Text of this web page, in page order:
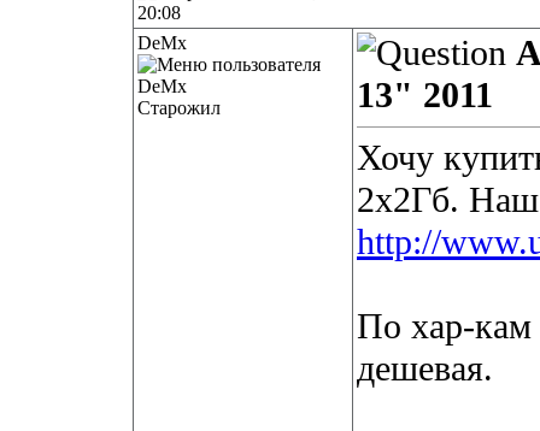
20:08
DeMx
Старожил
13" 2011
Хочу
2x2Гб.
http://
По хар-кам
дешевая.